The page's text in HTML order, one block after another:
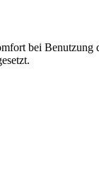
bei Benutzung